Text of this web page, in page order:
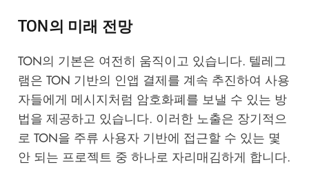
TON의 미래 전망
TON의 기본은 여전히 움직이고 있습니다. 텔레그
램은 TON 기반의 인앱 결제를 계속 추진하여 사용
자들에게 메시지처럼 암호화폐를 보낼 수 있는 방
법을 제공하고 있습니다. 이러한 노출은 장기적으
로 TON을 주류 사용자 기반에 접근할 수 있는 몇
안 되는 프로젝트 중 하나로 자리매김하게 합니다.